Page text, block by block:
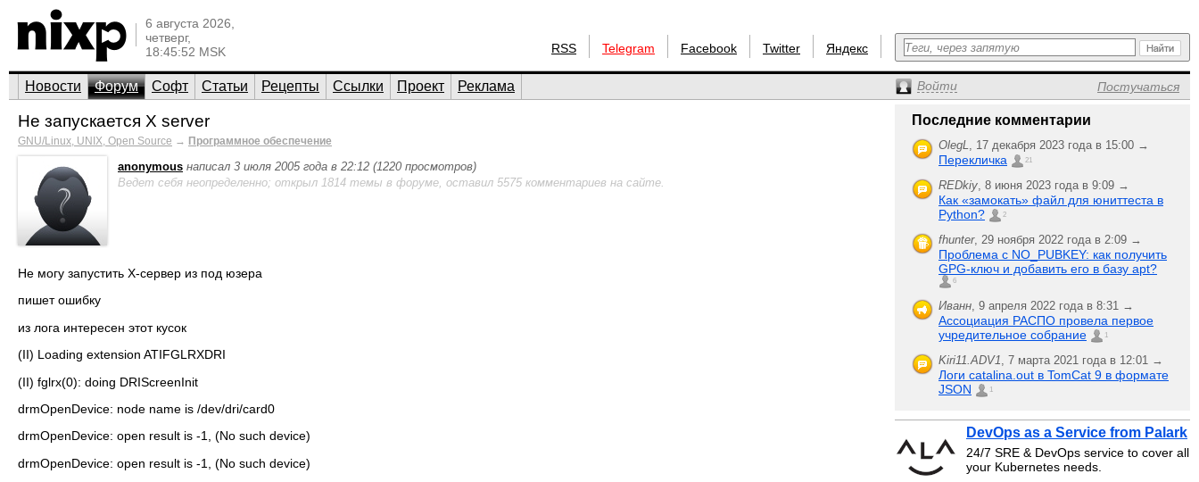
6 августа 2026,
четверг,
18:45:52 MSK
RSS Telegram Facebook Twitter Яндекс
Новости Форум Софт Статьи Рецепты Ссылки Проект Реклама Войти Постучаться
Не запускается X server
GNU/Linux, UNIX, Open Source → Программное обеспечение
anonymous написал 3 июля 2005 года в 22:12 (1220 просмотров)
Ведет себя неопределенно; открыл 1814 темы в форуме, оставил 5575 комментариев на сайте.
Не могу запустить Х-сервер из под юзера
пишет ошибку
из лога интересен этот кусок
(II) Loading extension ATIFGLRXDRI
(II) fglrx(0): doing DRIScreenInit
drmOpenDevice: node name is /dev/dri/card0
drmOpenDevice: open result is -1, (No such device)
drmOpenDevice: open result is -1, (No such device)
Последние комментарии
OlegL, 17 декабря 2023 года в 15:00 →
Перекличка 21
REDkiy, 8 июня 2023 года в 9:09 →
Как «замокать» файл для юниттеста в
Python?
2
fhunter, 29 ноября 2022 года в 2:09 →
Проблема с NO_PUBKEY: как получить
GPG-ключ и добавить его в базу apt?
6
Иванн, 9 апреля 2022 года в 8:31 →
Ассоциация РАСПО провела первое
учредительное собрание
1
Kiri11.ADV1, 7 марта 2021 года в 12:01 →
Логи catalina.out в TomCat 9 в формате
JSON
1
DevOps as a Service from Palark
24/7 SRE & DevOps service to cover all
your Kubernetes needs.